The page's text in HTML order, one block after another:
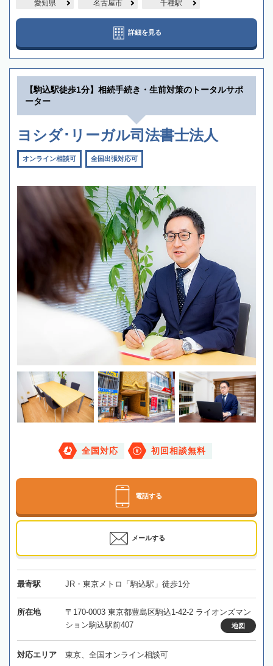
愛知県 名古屋市 千種駅
詳細を見る
【駒込駅徒歩1分】相続手続き・生前対策のトータルサポ
ーター
ヨシダ･リーガル司法書士法人
オンライン相談可 全国出張対応可
全国対応 初回相談無料
電話する
メールする
最寄駅 JR・東京メトロ「駒込駅」徒歩1分
所在地
〒170-0003 東京都豊島区駒込1-42-2 ライオンズマン
ション駒込駅前407
地図
対応エリア 東京、全国オンライン相談可